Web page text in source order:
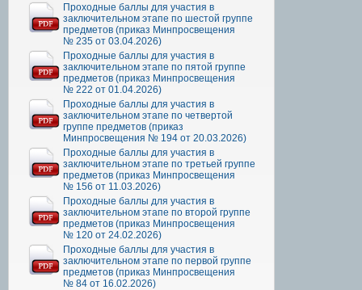
Проходные баллы для участия в
заключительном этапе по шестой группе
предметов (приказ Минпросвещения
№ 235 от 03.04.2026)
Проходные баллы для участия в
заключительном этапе по пятой группе
предметов (приказ Минпросвещения
№ 222 от 01.04.2026)
Проходные баллы для участия в
заключительном этапе по четвертой
группе предметов (приказ
Минпросвещения № 194 от 20.03.2026)
Проходные баллы для участия в
заключительном этапе по третьей группе
предметов (приказ Минпросвещения
№ 156 от 11.03.2026)
Проходные баллы для участия в
заключительном этапе по второй группе
предметов (приказ Минпросвещения
№ 120 от 24.02.2026)
Проходные баллы для участия в
заключительном этапе по первой группе
предметов (приказ Минпросвещения
№ 84 от 16.02.2026)